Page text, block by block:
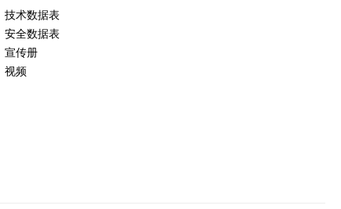
技术数据表
安全数据表
宣传册
视频